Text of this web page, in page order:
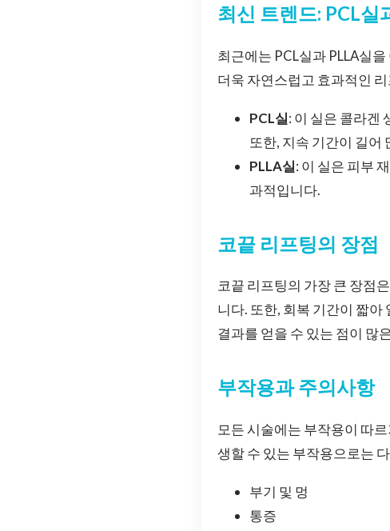
최신 트렌드: PCL실
최근에는 PCL실과 PLLA실
더욱 자연스럽고 효과적인
PCL실: 이 실은 콜라겐
또한, 지속 기간이 길어
PLLA실: 이 실은 피부
과적입니다.
코끝 리프팅의 장점
코끝 리프팅의 가장 큰 장점
니다. 또한, 회복 기간이 짧
결과를 얻을 수 있는 점이 많
부작용과 주의사항
모든 시술에는 부작용이 따
생할 수 있는 부작용으로는
부기 및 멍
통증